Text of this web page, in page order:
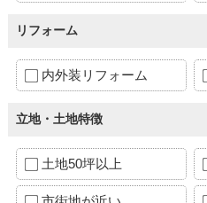
リフォーム
内外装リフォーム
立地・土地特徴
土地50坪以上